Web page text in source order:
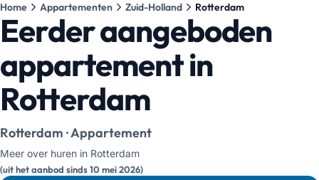
Home Appartementen Zuid-Holland Rotterdam
Eerder aangeboden
appartement in
Rotterdam
Rotterdam · Appartement
Meer over huren in Rotterdam
(uit het aanbod sinds 10 mei 2026)